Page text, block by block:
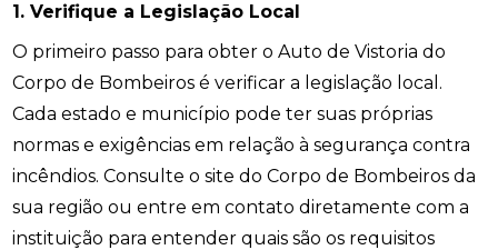
1. Verifique a Legislação Local
O primeiro passo para obter o Auto de Vistoria do
Corpo de Bombeiros é verificar a legislação local.
Cada estado e município pode ter suas próprias
normas e exigências em relação à segurança contra
incêndios. Consulte o site do Corpo de Bombeiros da
sua região ou entre em contato diretamente com a
instituição para entender quais são os requisitos